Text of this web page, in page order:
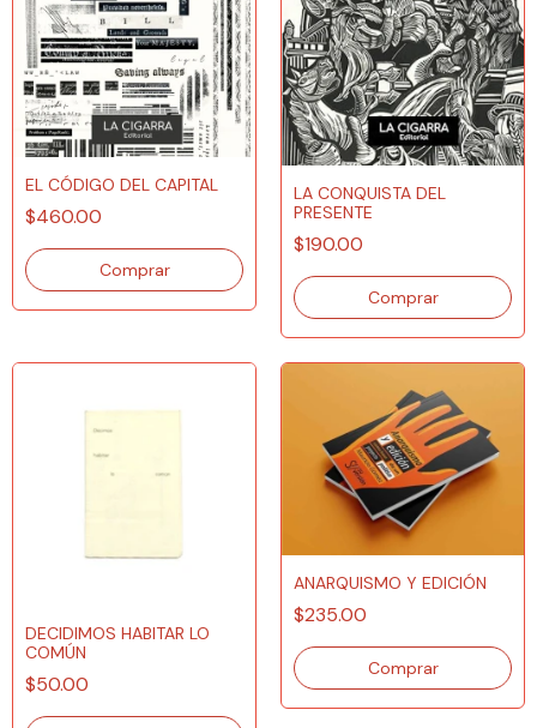
EL CÓDIGO DEL CAPITAL
$460.00
LA CONQUISTA DEL
PRESENTE
$190.00
DECIDIMOS HABITAR LO
COMÚN
$50.00
ANARQUISMO Y EDICIÓN
$235.00